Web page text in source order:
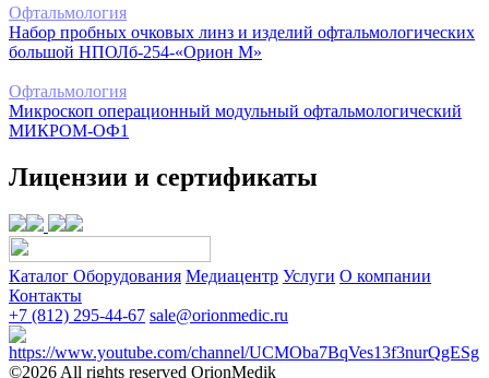
Офтальмология
Набор пробных очковых линз и изделий офтальмологических
большой НПОЛб-254-«Орион М»
Офтальмология
Микроскоп операционный модульный офтальмологический
МИКРОМ-ОФ1
Лицензии и сертификаты
Каталог Оборудования Медиацентр Услуги О компании
Контакты
+7 (812) 295-44-67 sale@orionmedic.ru
©2026 All rights reserved OrionMedik